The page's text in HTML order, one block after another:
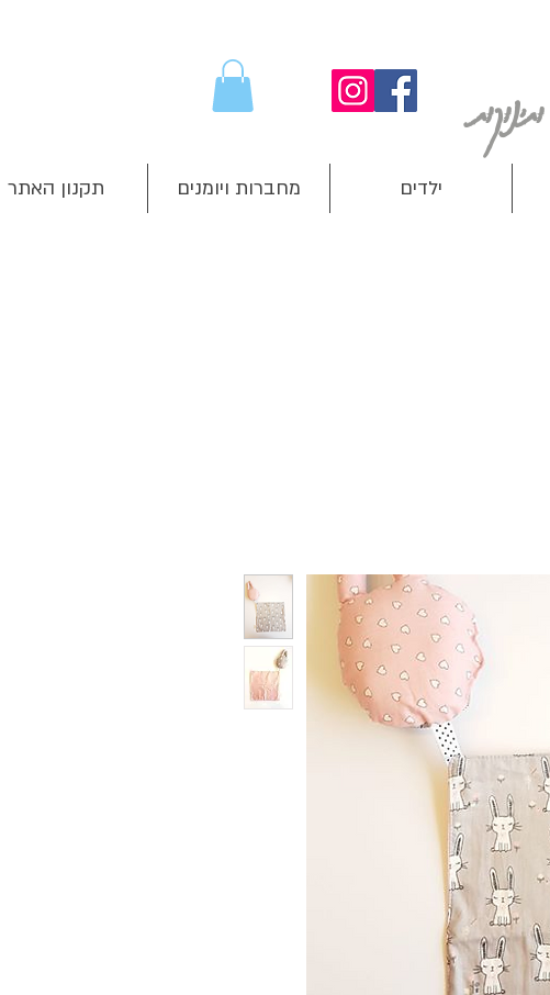
ילדים מחברות ויומנים תקנון האתר